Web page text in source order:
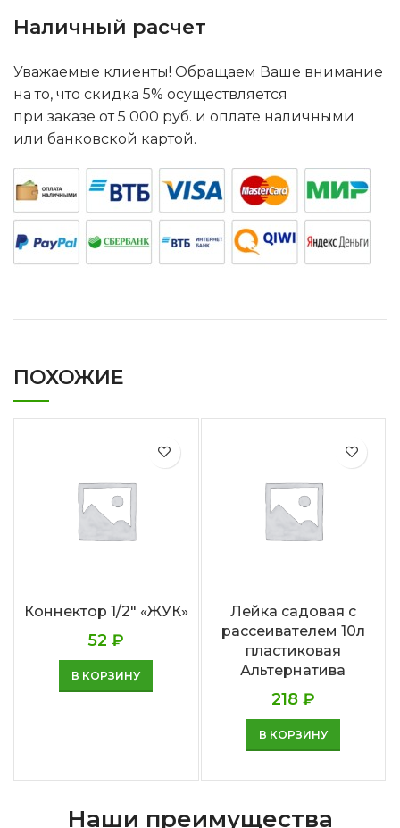
Наличный расчет
Уважаемые клиенты! Обращаем Ваше внимание
на то, что скидка 5% осуществляется
при заказе от 5 000 руб. и оплате наличными
или банковской картой.
ПОХОЖИЕ
Коннектор 1/2″ «ЖУК»
52₽
В КОРЗИНУ
Лейка садовая с
рассеивателем 10л
пластиковая
Альтернатива
218 ₽
В КОРЗИНУ
Наши преимущества